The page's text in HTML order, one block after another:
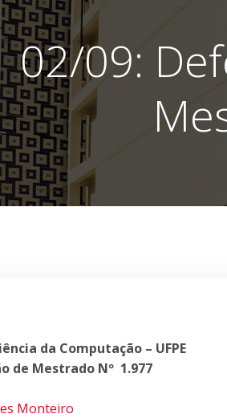
02/09:
da Computação – UFPE
de Mestrado Nº 1.977
Monteiro